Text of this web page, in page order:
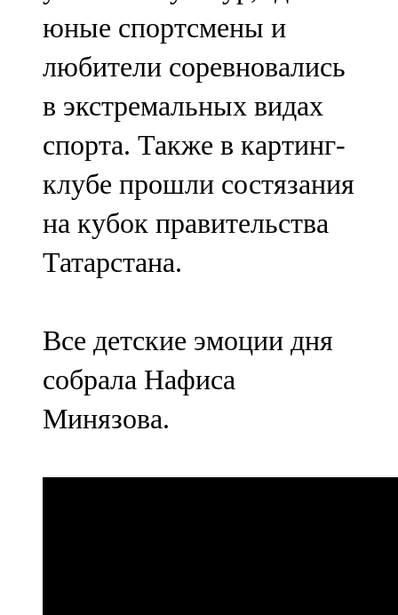
Шәмәрдән
102,3 FM
Яңа чишмә
107,0 FM
Яр Чаллы
105,5 FM
юные спортсмены и
любители соревновались
в экстремальных видах
спорта. Также в картинг-
клубе прошли состязания
на кубок правительства
Татарстана.
Все детские эмоции дня
собрала Нафиса
Минязова.